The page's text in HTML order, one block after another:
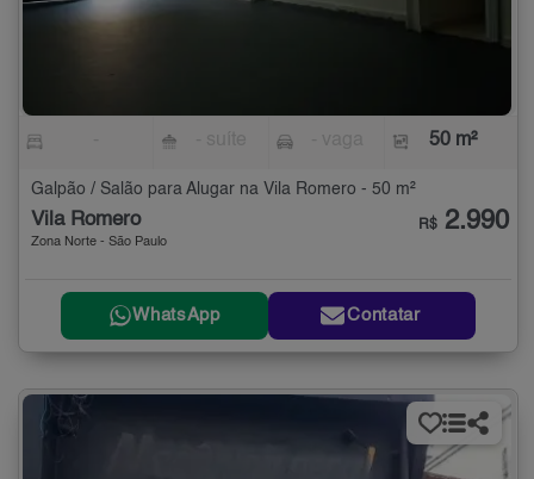
50 m²
Galpão / Salão para Alugar na Vila Romero - 50 m²
Vila Romero
Zona Norte - São Paulo
R$ 2.990
WhatsApp Contatar